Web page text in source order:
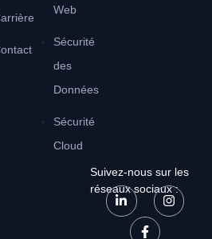
Web
Sécurité
des
Données
Sécurité
Cloud
Suivez-nous sur les
réseaux sociaux :